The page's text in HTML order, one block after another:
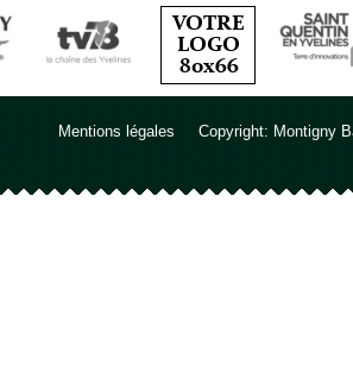
Mentions légales Copyright: Montigny